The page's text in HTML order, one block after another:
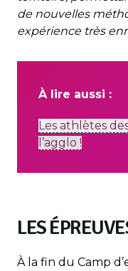
de nouvelles
expérience très
À lire aussi :
Les athlètes
l’agglo !
LES
À la fin du Camp